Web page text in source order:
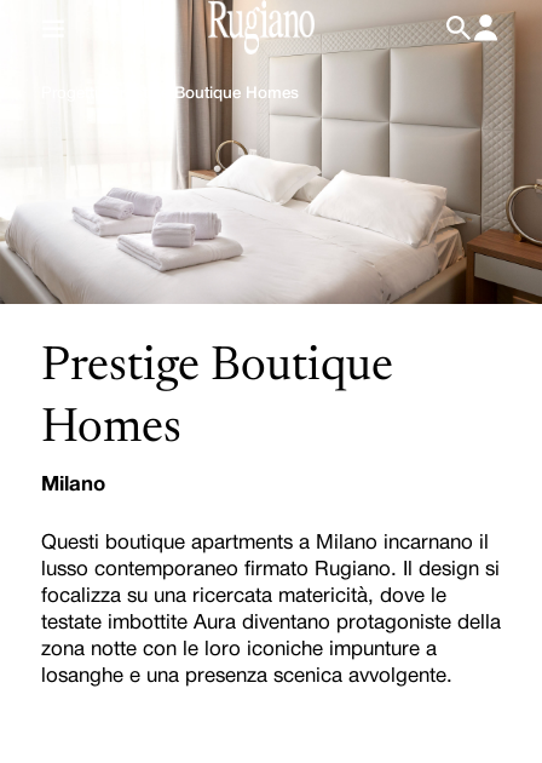
EN
Prestige Boutique Homes
Prestige Boutique
Homes
Milano
Questi boutique apartments a Milano incarnano il
lusso contemporaneo firmato Rugiano. Il design si
focalizza su una ricercata matericità, dove le
testate imbottite Aura diventano protagoniste della
zona notte con le loro iconiche impunture a
losanghe e una presenza scenica avvolgente.